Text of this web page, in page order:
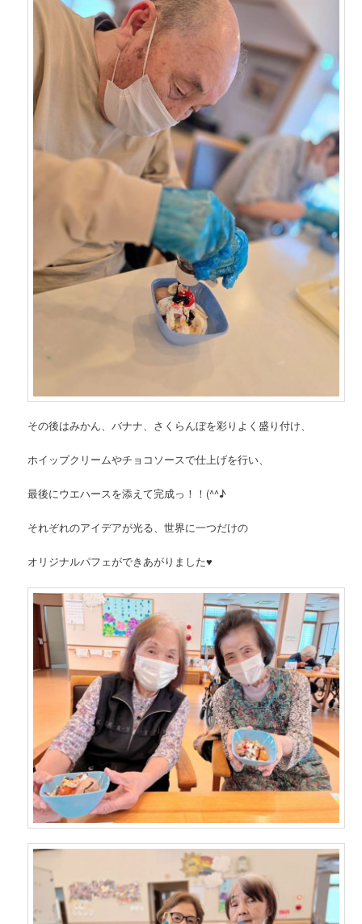
その後はみかん、バナナ、さくらんぼを彩りよく盛り付け、
ホイップクリームやチョコソースで仕上げを行い、
最後にウエハースを添えて完成っ！！(^^♪
それぞれのアイデアが光る、世界に一つだけの
オリジナルパフェができあがりました♥